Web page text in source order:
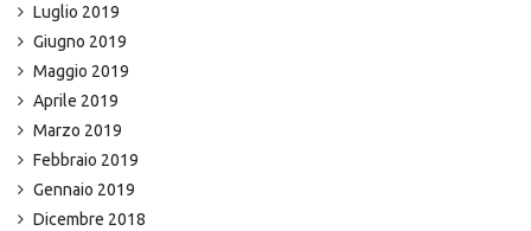
Luglio 2019
Giugno 2019
Maggio 2019
Aprile 2019
Marzo 2019
Febbraio 2019
Gennaio 2019
Dicembre 2018